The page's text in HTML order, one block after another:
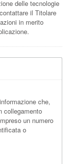
delle tecnologie
il Titolare
in merito
che,
collegamento
un numero
o